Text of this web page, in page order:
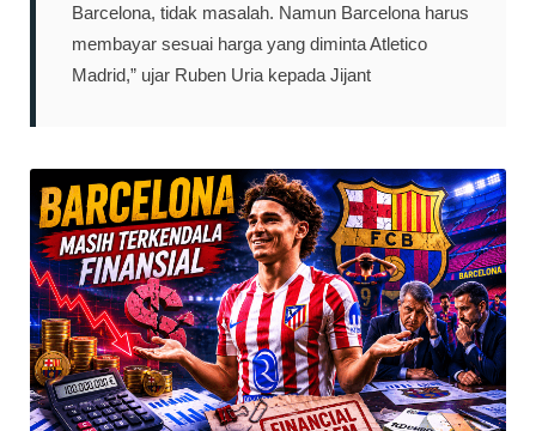
Barcelona, tidak masalah. Namun Barcelona harus
membayar sesuai harga yang diminta Atletico
Madrid,” ujar Ruben Uria kepada Jijant